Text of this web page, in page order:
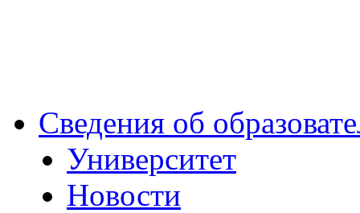
Сведения об
Университет
Новости